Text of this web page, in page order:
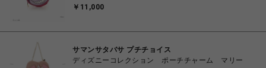
￥11,000
サマンサタバサ プチチョイス
ディズニーコレクション ポーチチャーム マリー